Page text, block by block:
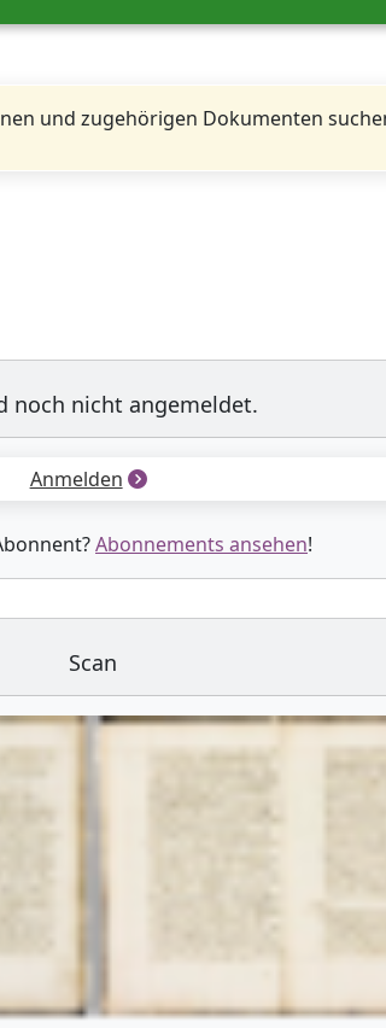
und zugehörigen Dokumenten
noch nicht angemeldet.
Anmelden
Abonnements ansehen!
Scan